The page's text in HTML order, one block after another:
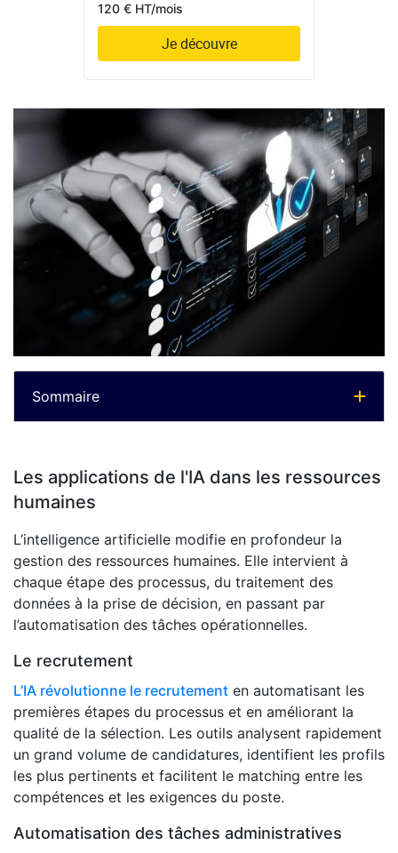
120 € HT/mois
Je découvre
Sommaire
Les applications de l'IA dans les ressources
humaines
L’intelligence artificielle modifie en profondeur la
gestion des ressources humaines. Elle intervient à
chaque étape des processus, du traitement des
données à la prise de décision, en passant par
l’automatisation des tâches opérationnelles.
Le recrutement
L’IA révolutionne le recrutement en automatisant les
premières étapes du processus et en améliorant la
qualité de la sélection. Les outils analysent rapidement
un grand volume de candidatures, identifient les profils
les plus pertinents et facilitent le matching entre les
compétences et les exigences du poste.
Automatisation des tâches administratives